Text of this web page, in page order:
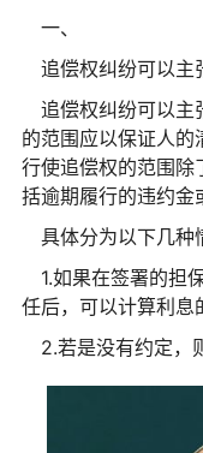
一、
追偿权纠纷可以主
追偿权纠纷可以主
的范围应以保证人的
行使追偿权的范围除
括逾期履行的违约金
具体分为以下几种
1.如果在签署的担
任后，可以计算利息
2.若是没有约定，